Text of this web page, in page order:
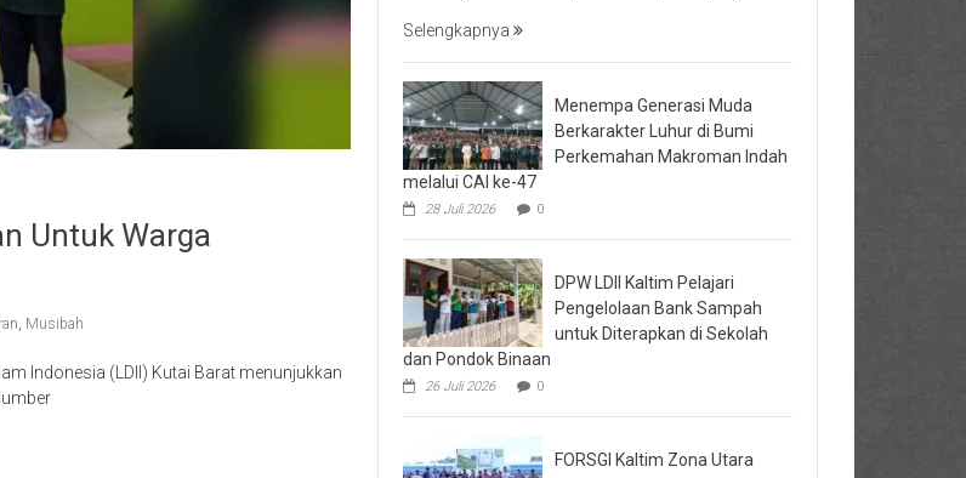
Untuk Warga
, Musibah
Indonesia (LDII) Kutai Barat menunjukkan
Selengkapnya
Menempa Generasi Muda
Berkarakter Luhur di Bumi
Perkemahan Makroman Indah
melalui CAI ke-47
28 Juli 2026 0
DPW LDII Kaltim Pelajari
Pengelolaan Bank Sampah
untuk Diterapkan di Sekolah
dan Pondok Binaan
26 Juli 2026 0
FORSGI Kaltim Zona Utara